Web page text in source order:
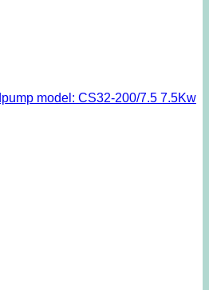
model: CS32-200/7.5 7.5Kw